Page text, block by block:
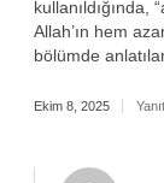
kullanıldığında,
Allah’ın hem
bölümde
Ekim 8, 2025